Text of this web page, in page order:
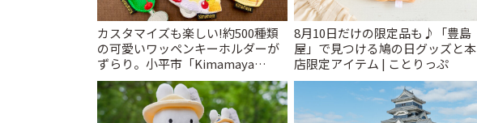
カスタマイズも楽しい!約500種類
の可愛いワッペンキーホルダーが
ずらり。小平市「Kimamaya
T&K」 | ことりっぷ
8月10日だけの限定品も♪「豊島
屋」で見つける鳩の日グッズと本
店限定アイテム | ことりっぷ